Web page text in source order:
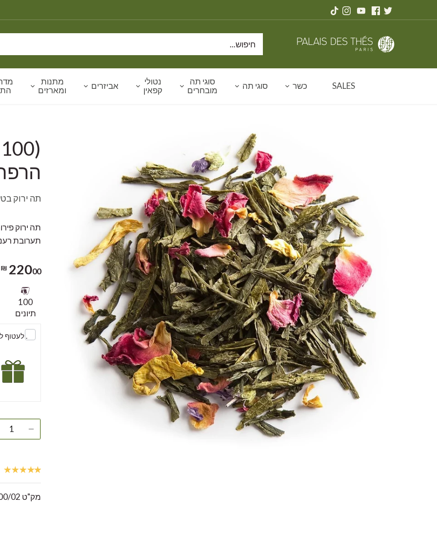
SALES כשר סוגי תה
סוגי תה
מובחרים
נטולי
קפאין
אביזרים
מתנות
ומארזים
תה ירוק
תה ירוק
תערובת
22000 ₪
100
תיונים
. לעטוף
מק"ט 02